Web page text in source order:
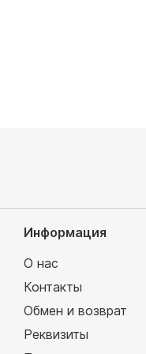
Информация
О нас
Контакты
Обмен и возврат
Реквизиты